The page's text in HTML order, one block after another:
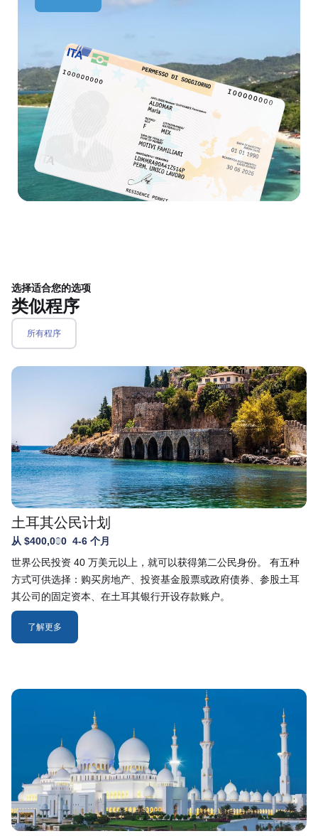
选择适合您的选项
类似程序
所有程序
土耳其公民计划
从 $400,000 4-6 个月
世界公民投资 40 万美元以上，就可以获得第二公民身份。 有五种
方式可供选择：购买房地产、投资基金股票或政府债券、参股土耳
其公司的固定资本、在土耳其银行开设存款账户。
了解更多